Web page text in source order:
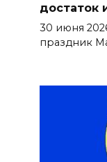
достаток
30 июня
праздник